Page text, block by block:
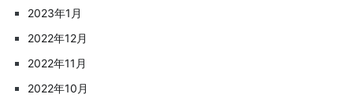
2023年1月
2022年12月
2022年11月
2022年10月